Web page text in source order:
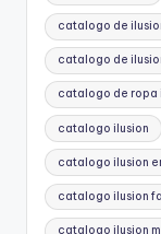
catalogo de
catalogo de
catalogo de ropa
catalogo ilusion
catalogo ilusion
catalogo ilusion
catalogo ilusion